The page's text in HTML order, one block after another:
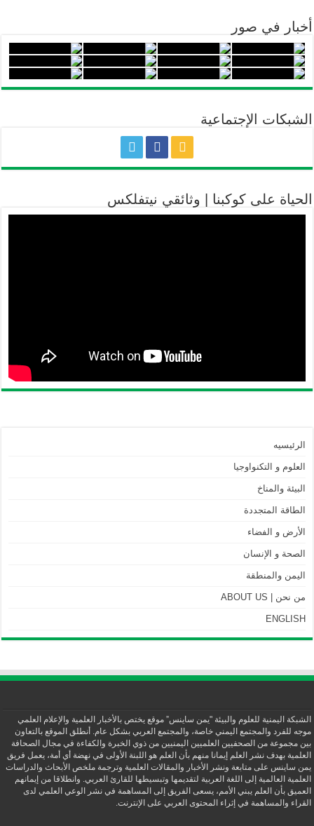
أخبار في صور
الشبكات الإجتماعية
الحياة على كوكبنا | وثائقي نيتفلكس
الرئيسيه
العلوم و التكنواوجيا
البيئة والمناخ
الطاقة المتجددة
الأرض و الفضاء
الصحة و الإنسان
اليمن والمنطقة
من نحن | ABOUT US
ENGLISH
الشبكة اليمنية للعلوم والبيئة "يمن ساينس” موقع يختص بالأخبار العلمية والإعلام العلمي
موجه للفرد والمجتمع اليمني خاصة، والمجتمع العربي بشكل عام. أنطلق الموقع بالتعاون
بين مجموعة من الصحفيين العلميين اليمنيين من ذوي الخبرة والكفاءة في مجال الصحافة
العلمية بهدف نشر العلم إيمانا منهم بأن العلم هو اللبنة الأولى في نهضة أي أمة، يعمل فريق
يمن ساينس على متابعة ونشر الأخبار والمقالات العلمية وترجمة ملخص الأبحاث والدراسات
العلمية العالمية إلى اللغة العربية لتقديمها وتبسيطها للقارئ العربي. وانطلاقا من إيمانهم
العميق بأن العلم يبني الأمم، يسعى الفريق إلى المساهمة في نشر الوعي العلمي لدى
القراء والمساهمة في إثراء المحتوى العربي على الإنترنت.